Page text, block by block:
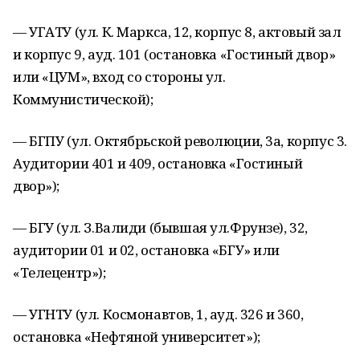
— УГАТУ (ул. К. Маркса, 12, корпус 8, актовый зал
и корпус 9, ауд. 101 (остановка «Гостиный двор»
или «ЦУМ», вход со стороны ул.
Коммунистической);
— БГПУ (ул. Октябрьской революции, 3а, корпус 3.
Аудитории 401 и 409, остановка «Гостиный
двор»);
— БГУ (ул. З.Валиди (бывшая ул.Фрунзе), 32,
аудитории 01 и 02, остановка «БГУ» или
«Телецентр»);
— УГНТУ (ул. Космонавтов, 1, ауд. 326 и 360,
остановка «Нефтяной университет»);